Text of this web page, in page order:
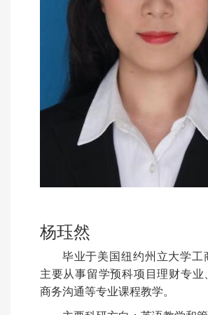
杨珏然
毕业于美国纽约州立大学工
主要从事留学预科项目理财专业
商务沟通等专业课程教学。